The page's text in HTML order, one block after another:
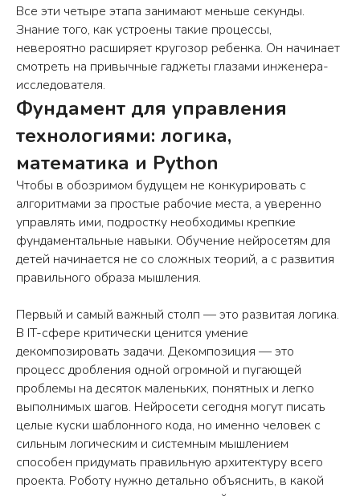
Все эти четыре этапа занимают меньше секунды.
Знание того, как устроены такие процессы,
невероятно расширяет кругозор ребенка. Он начинает
смотреть на привычные гаджеты глазами инженера-
исследователя.
Фундамент для управления
технологиями: логика,
математика и Python
Чтобы в обозримом будущем не конкурировать с
алгоритмами за простые рабочие места, а уверенно
управлять ими, подростку необходимы крепкие
фундаментальные навыки. Обучение нейросетям для
детей начинается не со сложных теорий, а с развития
правильного образа мышления.
Первый и самый важный столп — это развитая логика.
В IT-сфере критически ценится умение
декомпозировать задачи. Декомпозиция — это
процесс дробления одной огромной и пугающей
проблемы на десяток маленьких, понятных и легко
выполнимых шагов. Нейросети сегодня могут писать
целые куски шаблонного кода, но именно человек с
сильным логическим и системным мышлением
способен придумать правильную архитектуру всего
проекта. Роботу нужно детально объяснить, в какой